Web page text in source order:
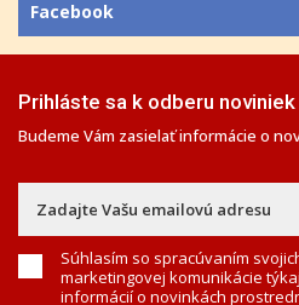
Facebook
Prihláste sa k odberu noviniek
Budeme Vám zasielať informácie o
Súhlasím so spracúvaním
marketingovej komunikácie
informácií o novinkách